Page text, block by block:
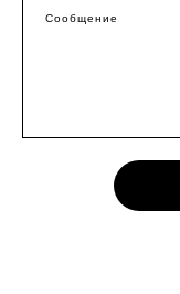
Сообщение